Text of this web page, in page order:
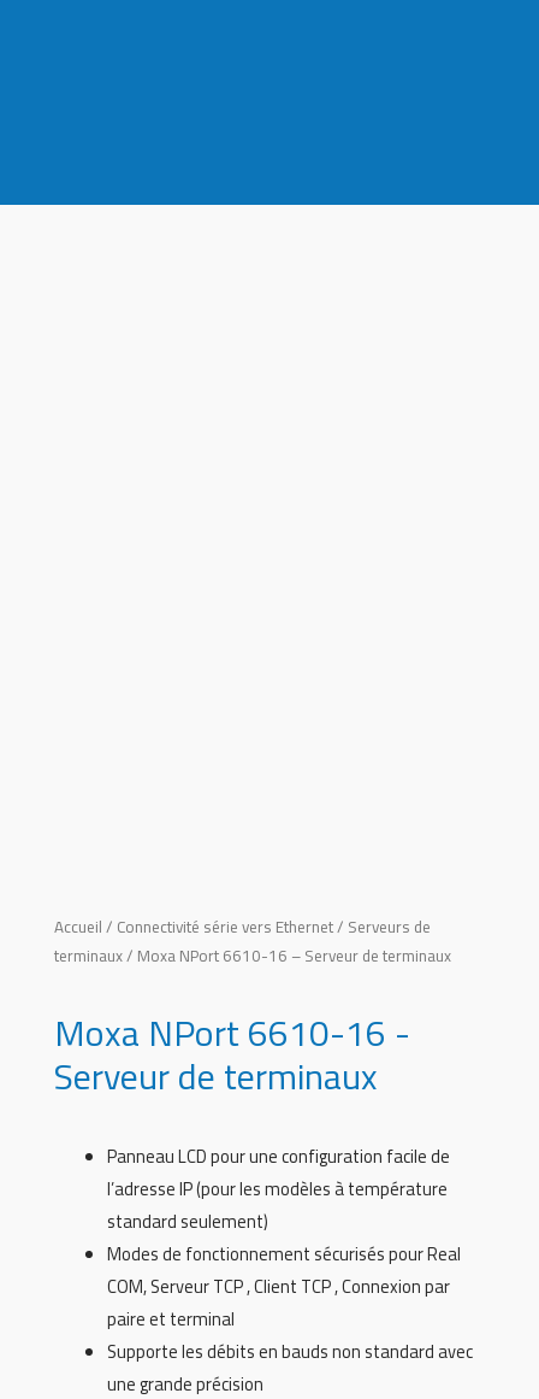
Accueil / Connectivité série vers Ethernet/ Serveurs de
terminaux/ Moxa NPort 6610-16 – Serveur de terminaux
Moxa NPort 6610-16 -
Serveur de terminaux
Panneau LCD pour une configuration facile de
l’adresse IP (pour les modèles à température
standard seulement)
Modes de fonctionnement sécurisés pour Real
COM, Serveur TCP , Client TCP , Connexion par
paire et terminal
Supporte les débits en bauds non standard avec
une grande précision